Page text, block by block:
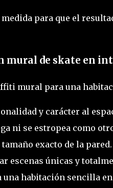
medida para que el
mural de skate en
mural para una
y carácter al
ni se estropea como
tamaño exacto de la pared.
escenas únicas y
habitación sencilla